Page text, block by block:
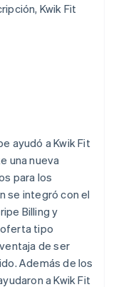
Kwik Fit
ayudó a Kwik Fit
una nueva
para los
se integró con el
Billing y
tipo
de ser
Además de los
a Kwik Fit